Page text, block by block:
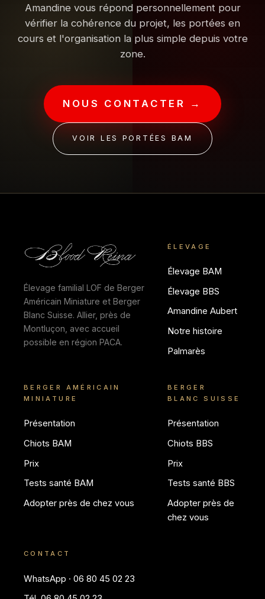
Amandine vous répond personnellement pour
vérifier la cohérence du projet, les portées en
cours et l'organisation la plus simple depuis votre
zone.
NOUS CONTACTER →
VOIR LES PORTÉES BAM
Élevage familial LOF de Berger
Américain Miniature et Berger
Blanc Suisse. Allier, près de
Montluçon, avec accueil
possible en région PACA.
ÉLEVAGE
Élevage BAM
Élevage BBS
Amandine Aubert
Notre histoire
Palmarès
BERGER AMÉRICAIN
MINIATURE
Présentation
Chiots BAM
Prix
Tests santé BAM
Adopter près de chez vous
BERGER
BLANC SUISSE
Présentation
Chiots BBS
Prix
Tests santé BBS
Adopter près de
chez vous
CONTACT
WhatsApp · 06 80 45 02 23